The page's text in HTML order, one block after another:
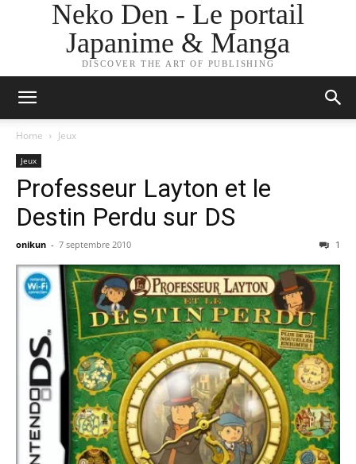
Neko Den - Le portail
Japanime & Manga
DISCOVER THE ART OF PUBLISHING
Home Jeux
Jeux
Professeur Layton et le
Destin Perdu sur DS
onikun - 7 septembre 2010 1